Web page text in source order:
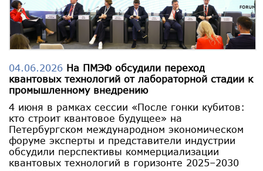
04.06.2026 На ПМЭФ обсудили переход
квантовых технологий от лабораторной стадии к
промышленному внедрению
4 июня в рамках сессии «После гонки кубитов:
кто строит квантовое будущее» на
Петербургском международном экономическом
форуме эксперты и представители индустрии
обсудили перспективы коммерциализации
квантовых технологий в горизонте 2025–2030